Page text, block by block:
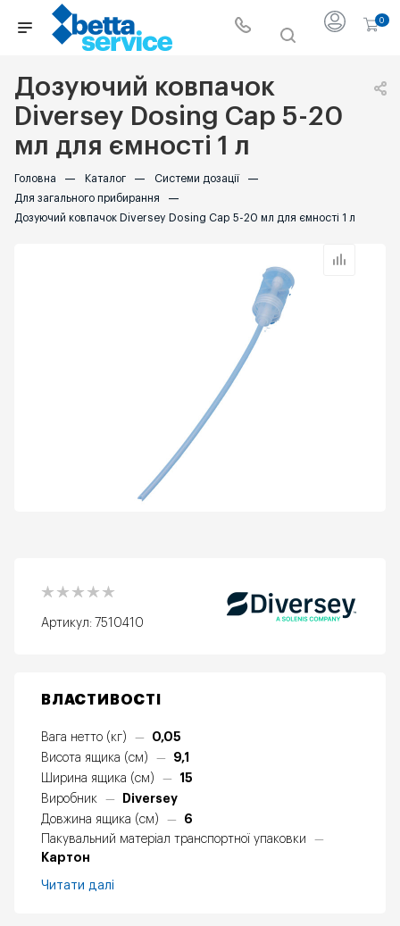
0
Дозуючий ковпачок
Diversey Dosing Cap 5-20
мл для ємності 1 л
Головна — Каталог — Системи дозації —
Для загального прибирання —
Дозуючий ковпачок Diversey Dosing Cap 5-20 мл для ємності 1 л
Артикул: 7510410
ВЛАСТИВОСТІ
Вага нетто (кг) —
0,05
Висота ящика (см)
—
9,1
Ширина ящика (см)
—
15
Виробник
—
Diversey
Довжина ящика (см)
—
6
Пакувальний матеріал транспортної упаковки
—
Картон
Читати далі